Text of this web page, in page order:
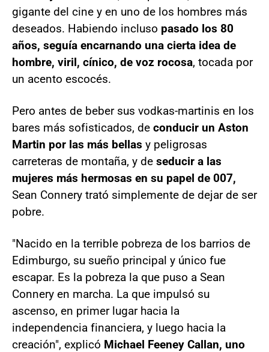
gigante del cine y en uno de los hombres más
deseados. Habiendo incluso pasado los 80
años, seguía encarnando una cierta idea de
hombre, viril, cínico, de voz rocosa, tocada por
un acento escocés.
Pero antes de beber sus vodkas-martinis en los
bares más sofisticados, de conducir un Aston
Martin por las más bellas y peligrosas
carreteras de montaña, y de seducir a las
mujeres más hermosas en su papel de 007,
Sean Connery trató simplemente de dejar de ser
pobre.
"Nacido en la terrible pobreza de los barrios de
Edimburgo, su sueño principal y único fue
escapar. Es la pobreza la que puso a Sean
Connery en marcha. La que impulsó su
ascenso, en primer lugar hacia la
independencia financiera, y luego hacia la
creación", explicó Michael Feeney Callan, uno